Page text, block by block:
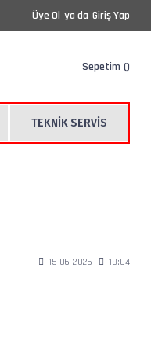
Üye Ol ya da Giriş Yap
Sepetim
TEKNİK SERVİS
15-06-2026 18:04